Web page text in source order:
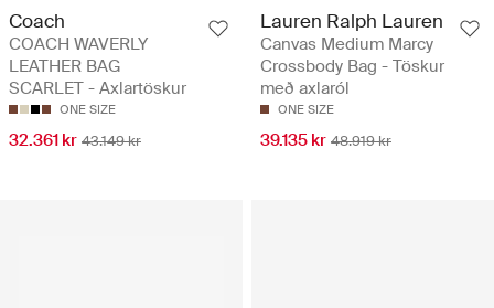
Coach
COACH WAVERLY
LEATHER BAG
SCARLET - Axlartöskur
ONE SIZE
32.361 kr 43.149 kr
Lauren Ralph Lauren
Canvas Medium Marcy
Crossbody Bag - Töskur
með axlaról
ONE SIZE
39.135 kr 48.919 kr